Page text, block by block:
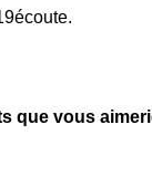
que vous